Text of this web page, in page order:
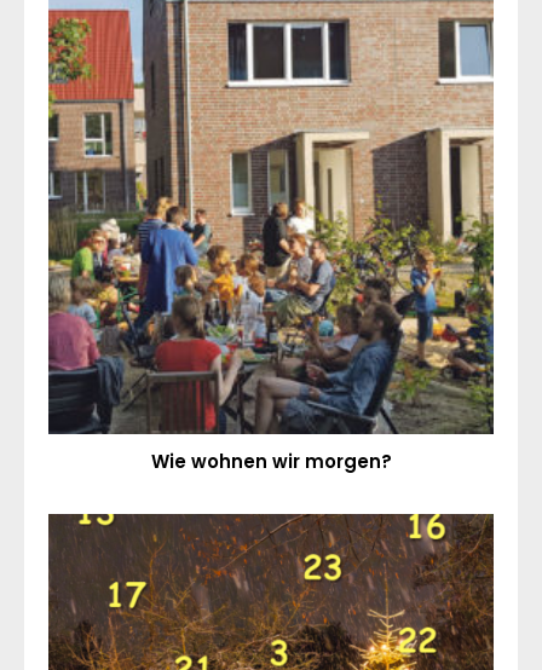
Wie wohnen wir morgen?